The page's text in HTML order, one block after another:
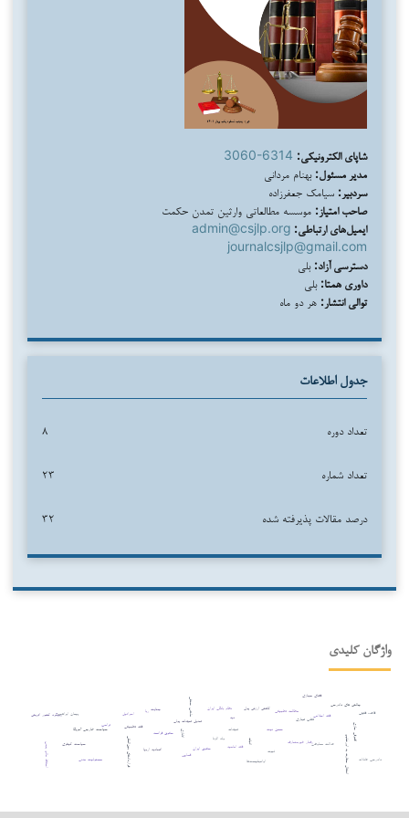
شاپای الکترونیکی: 3060-6314
مدیر مسئول: بهنام مردانی
سردبیر: سیامک جعفرزاده
صاحب امتیاز: موسسه مطالعاتی وارثین تمدن حکمت
ایمیل‌های ارتباطی: admin@csjlp.org
journalcsjlp@gmail.com
دسترسی آزاد: بلی
داوری همتا: بلی
توالی انتشار: هر دو ماه
جدول اطلاعات
تعداد دوره ۸
تعداد شماره ۲۳
درصد مقالات پذیرفته شده ۳۲
واژگان کلیدی
ثبوت
اثبات
تعهدات
حقوق ایران
حقوق فرانسه
مطالعه تطبیقی
رفتار غیرمتعارف
تقلب تجاری
قراردادهای بین‌المللی
حسن نیت
اتحادیه اروپا
کاهش ارزش پول
نظام بانکی ایران
فقه اسلامی
ربا
تعدیل تعهدات پولی
عدالت معاوضی
دیه
قصاص
ولد الزنا
فقه امامیه
مذهب حنفی جنایت
فقه تطبیقی
اوانجلیست‌ها
سیاست خارجی آمریکا
ترامپ
اسرائیل
انتقال سفارت به اورشلیم
پیمان ابراهیم
افترقی سازی
دادرسی عادلانه
چالش های دادرسی
سیاست کیفری
اتانازی
قاعده فقهی
اسقاط مالم یجب
رویکرد کشور اتریش
مسئولیت مدنی
فضای مجازی